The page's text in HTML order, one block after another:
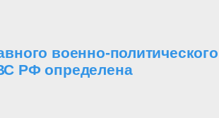
военно-политического
РФ определена